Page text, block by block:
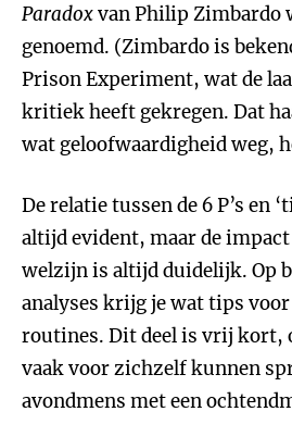
Paradoxvan Philip Zimbardo
genoemd. (Zimbardo is
Prison Experiment, wat de
kritiek heeft gekregen. Dat
wat geloofwaardigheid weg,
De relatie tussen de 6 P’s en
altijd evident, maar de impact
welzijn is altijd duidelijk. Op
analyses krijg je wat tips
routines. Dit deel is vrij kort,
vaak voor zichzelf kunnen
avondmens met een